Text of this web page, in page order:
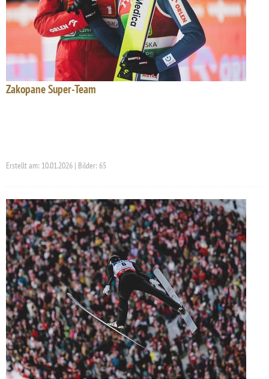
Zakopane Super-Team
Erstellt am: 10.01.2026 | Bilder: 65